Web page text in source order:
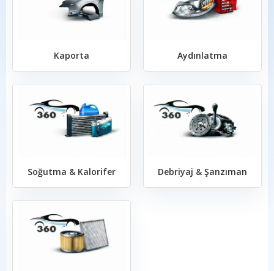
Kaporta Aydınlatma
Soğutma & Kalorifer Debriyaj & Şanzıman